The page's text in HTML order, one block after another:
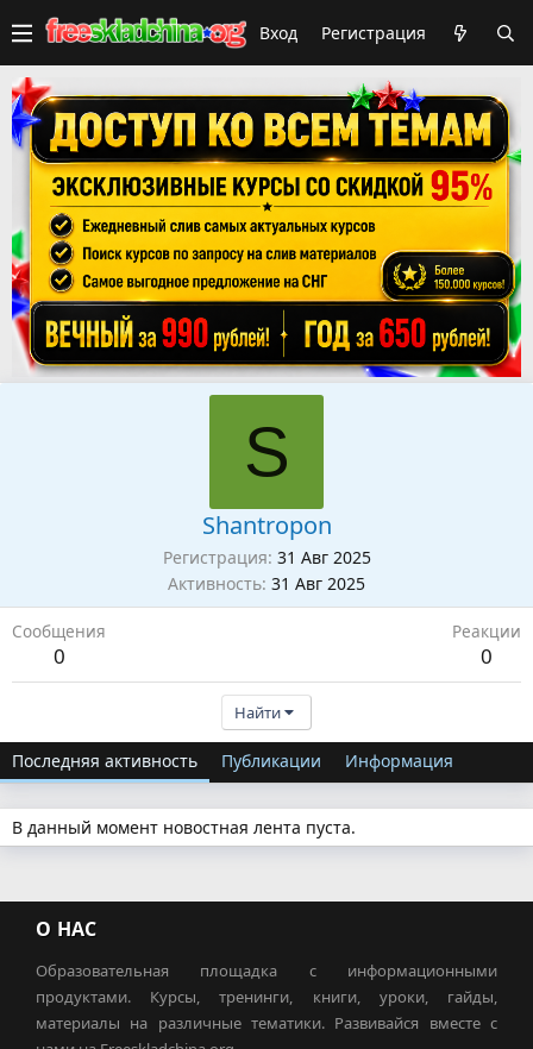
Вход Регистрация
S
Shantropon
Регистрация 31 Авг 2025
Активность 31 Авг 2025
Сообщения
0
Реакции
0
Найти
Последняя активность Публикации Информация
В данный момент новостная лента пуста.
О НАС
Образовательная площадка с информационными
продуктами. Курсы, тренинги, книги, уроки, гайды,
материалы на различные тематики. Развивайся вместе с